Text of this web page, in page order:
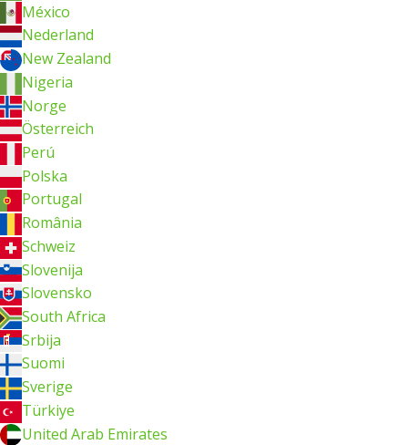
México
Nederland
New Zealand
Nigeria
Norge
Österreich
Perú
Polska
Portugal
România
Schweiz
Slovenija
Slovensko
South Africa
Srbija
Suomi
Sverige
Türkiye
United Arab Emirates